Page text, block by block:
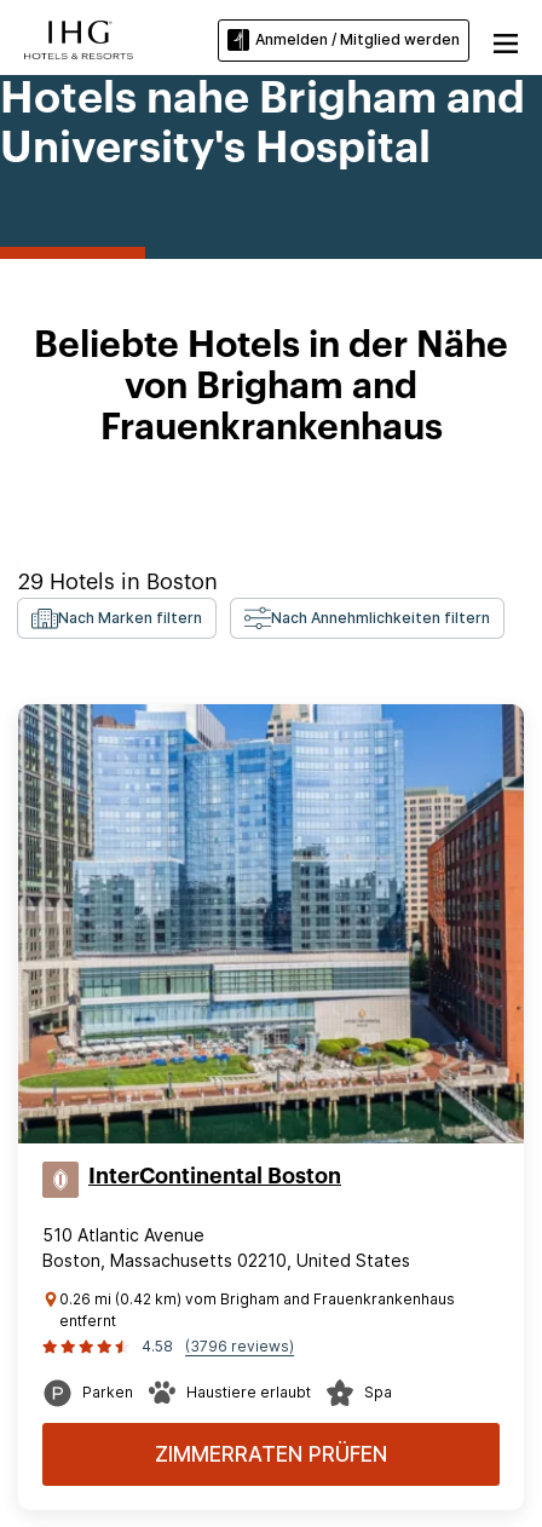
Anmelden / Mitglied werden
Hotels nahe Brigham and
University's Hospital
Beliebte Hotels in der Nähe
von Brigham and
Frauenkrankenhaus
29 Hotels in Boston
Nach Marken filtern Nach Annehmlichkeiten filtern
InterContinental Boston
510 Atlantic Avenue
Boston, Massachusetts 02210, United States
0.26 mi (0.42 km) vom Brigham and Frauenkrankenhaus
entfernt
4.58
(3796 reviews)
Parken Haustiere erlaubt Spa
ZIMMERRATEN PRÜFEN